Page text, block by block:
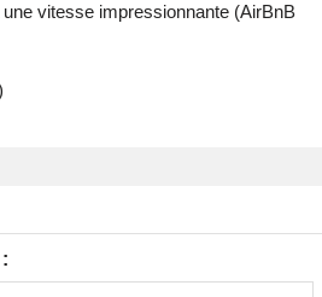
vitesse impressionnante (AirBnB